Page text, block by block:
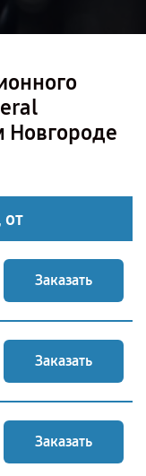
Новгороде
Заказать
Заказать
Заказать